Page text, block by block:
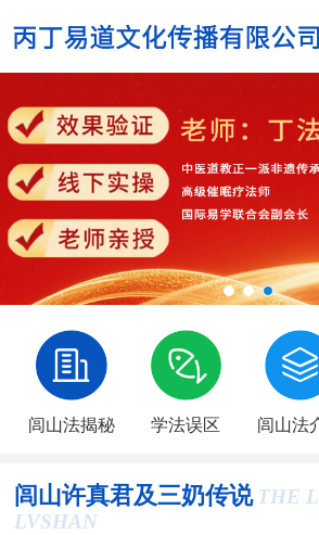
闾山法揭秘 学法误区 闾山法
闾山许真君及三奶传说 THE
LVSHAN